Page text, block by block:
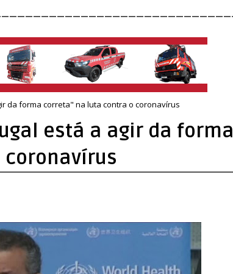
da forma correta" na luta contra o coronavírus
está a agir da forma